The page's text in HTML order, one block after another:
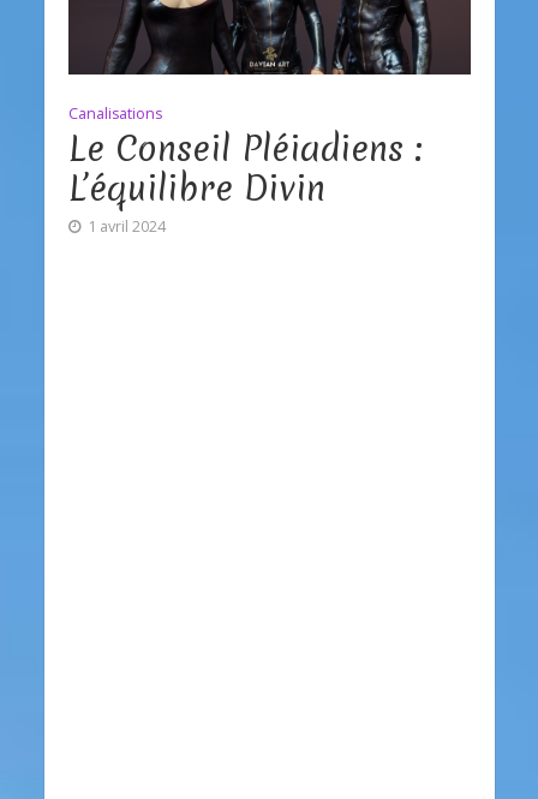
Canalisations
Le Conseil Pléiadiens :
L’équilibre Divin
1 avril 2024